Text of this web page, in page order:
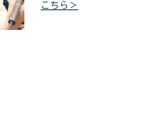
こちら＞